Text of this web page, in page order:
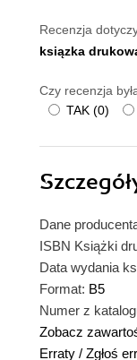
Recenzja
ksiązka
Czy recenzja
TAK (0)
Dane
ISBN Książki
Data wydania
Format: B5
Numer z
Zobacz
Erraty / Zgłoś